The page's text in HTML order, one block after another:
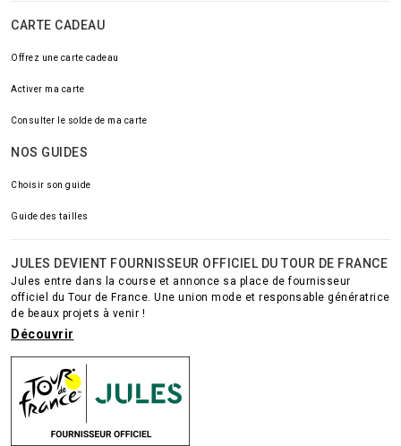
CARTE CADEAU
Offrez une carte cadeau
Activer ma carte
Consulter le solde de ma carte
NOS GUIDES
Choisir son guide
Guide des tailles
JULES DEVIENT FOURNISSEUR OFFICIEL DU TOUR DE FRANCE
Jules entre dans la course et annonce sa place de fournisseur
officiel du Tour de France. Une union mode et responsable génératrice
de beaux projets à venir !
Découvrir